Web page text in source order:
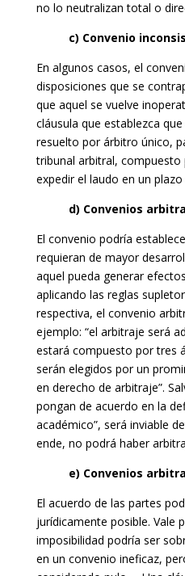
no lo neutralizan total o
c) Convenio
En algunos casos, el
disposiciones que se
que aquel se vuelve
cláusula que establezca
resuelto por árbitro único,
tribunal arbitral,
expedir el laudo en un
d) Convenios
El convenio podría
requieran de mayor
aquel pueda generar
aplicando las reglas
respectiva, el convenio
ejemplo: “el arbitraje será
estará compuesto por tres
serán elegidos por un
en derecho de arbitraje”.
pongan de acuerdo en la
académico”, será inviable
ende, no podrá haber
e) Convenios
El acuerdo de las partes
jurídicamente posible. Vale
imposibilidad podría ser
en un convenio ineficaz,